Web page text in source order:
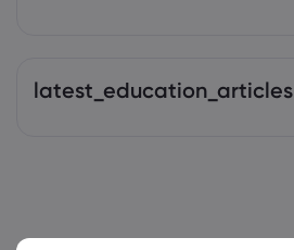
latest_education_articles